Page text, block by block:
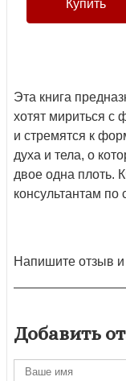
Эта книга
хотят мириться
и стремятся к
духа и тела, о
двое одна плоть.
консультантам
Напишите отзыв и
Добавить